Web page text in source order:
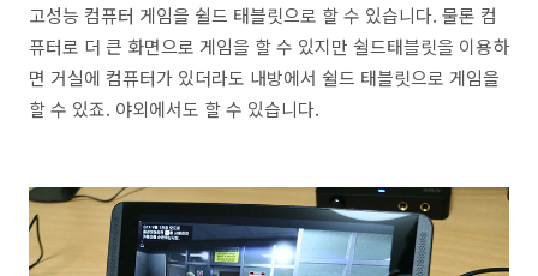
고성능 컴퓨터 게임을 쉴드 태블릿으로 할 수 있습니다. 물론 컴
퓨터로 더 큰 화면으로 게임을 할 수 있지만 쉴드태블릿을 이용하
면 거실에 컴퓨터가 있더라도 내방에서 쉴드 태블릿으로 게임을
할 수 있죠. 야외에서도 할 수 있습니다.